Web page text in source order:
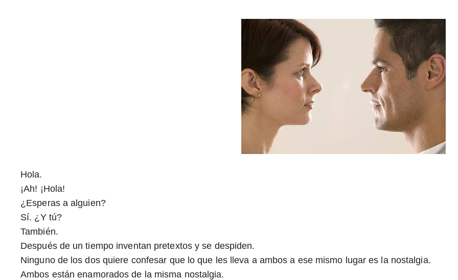
Hola.
¡Ah! ¡Hola!
¿Esperas a alguien?
Sí. ¿Y tú?
También.
Después de un tiempo inventan pretextos y se despiden.
Ninguno de los dos quiere confesar que lo que les lleva a ambos a ese mismo lugar es la nostalgia.
Ambos están enamorados de la misma nostalgia.